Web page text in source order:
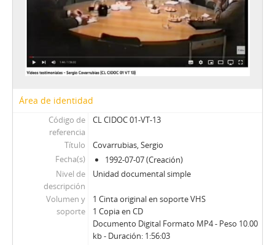
30 - Cubillos, Hernán (IV)
31 - Claro, Jorge
32 - Prieto, A. - Guzmán, J. A.
33 - Toledo, Germán
34 - Müller, Tomás
35 - Errázuriz, Hernán Felipe (I)
37 - Recabarren, Antonio
38 - Costabal, Martín
39 - Selume, Jorge
40 - Errázuriz, Hernán Felipe (II)
41 - Luders, Rolf
42 - Buchi, Hernán
43 - Peñafiel, R. - Silva, F.
44 - Büchi, Hernán
45 - Larroulet, Hernán
46 - Tapia, Daniel
Área de identidad
Código de
referencia
CL CIDOC 01-VT-13
Título
Covarrubias, Sergio
Fecha(s)
1992-07-07 (Creación)
Nivel de
descripción
Unidad documental simple
Volumen y
soporte
1 Cinta original en soporte VHS
1 Copia en CD
Documento Digital Formato MP4 - Peso 10.00
kb - Duración: 1:56:03